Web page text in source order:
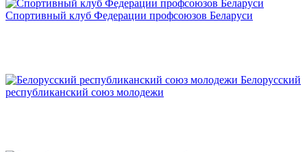
Спортивный клуб Федерации профсоюзов Беларуси
Белорусский
республиканский союз молодежи